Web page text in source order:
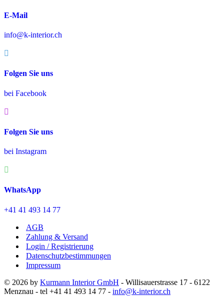
E-Mail
info@k-interior.ch
Folgen Sie uns
bei Facebook
Folgen Sie uns
bei Instagram
WhatsApp
+41 41 493 14 77
AGB
Zahlung & Versand
Login / Registrierung
Datenschutzbestimmungen
Impressum
© 2026 by Kurmann Interior GmbH - Willisauerstrasse 17 - 6122
Menznau - tel +41 41 493 14 77 - info@k-interior.ch